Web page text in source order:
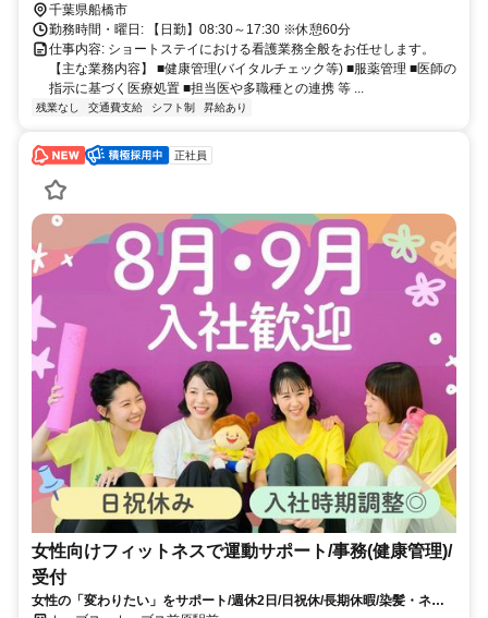
千葉県船橋市
勤務時間・曜日: 【日勤】08:30～17:30 ※休憩60分
仕事内容: ショートステイにおける看護業務全般をお任せします。
【主な業務内容】 ■健康管理(バイタルチェック等) ■服薬管理 ■医師の
指示に基づく医療処置 ■担当医や多職種との連携 等 ...
残業なし 交通費支給 シフト制 昇給あり
正社員
女性向けフィットネスで運動サポート/事務(健康管理)/
受付
女性の「変わりたい」をサポート/週休2日/日祝休/長期休暇/染髪・ネイ